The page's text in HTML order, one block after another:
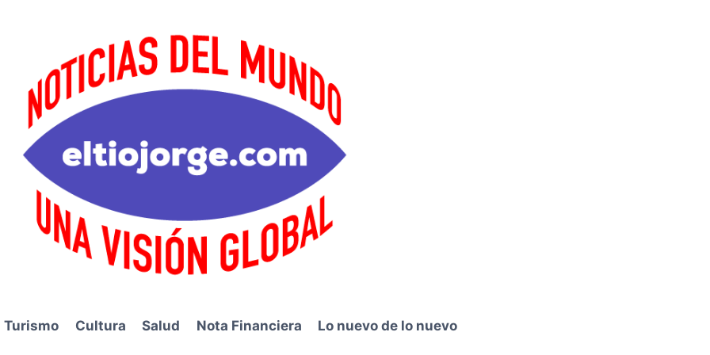
Turismo Cultura Salud Nota Financiera Lo nuevo de lo nuevo